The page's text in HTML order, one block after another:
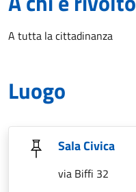
A tutta la cittadinanza
Luogo
Sala Civica
via Biffi 32